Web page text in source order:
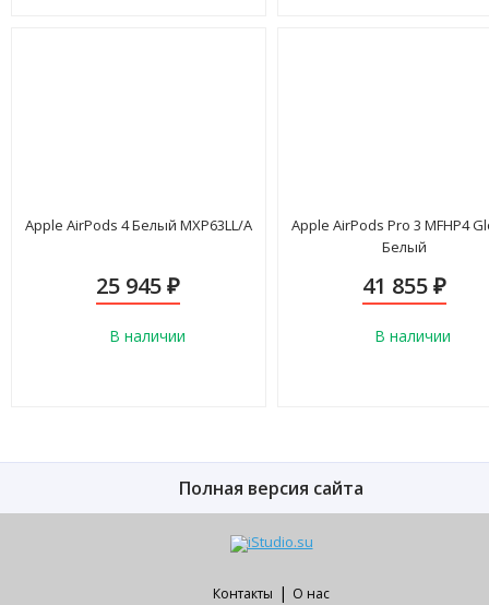
Apple AirPods 4 Белый MXP63LL/A
25 945₽
В наличии
Apple AirPods Pro 3 MFHP4
Белый
41 855 ₽
В наличии
Полная версия сайта
Контакты | О нас